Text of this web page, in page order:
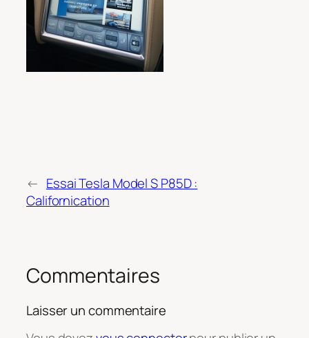
← Essai Tesla Model S P85D :
Californication
Commentaires
Laisser un commentaire